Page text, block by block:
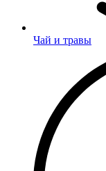
Чай и травы